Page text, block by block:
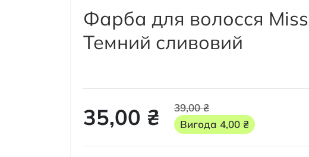
Фарба для волосся
Темний сливовий
35,00 ₴
39,00 ₴
Вигода 4,00 ₴